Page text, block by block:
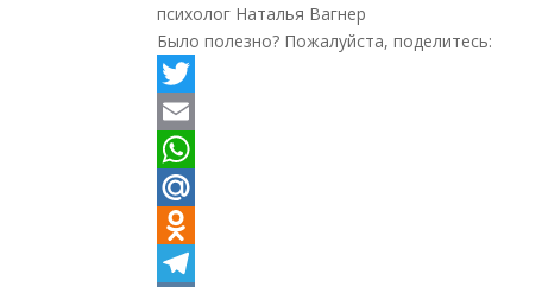
психолог Наталья Вагнер
Было полезно? Пожалуйста, поделитесь:
Twitter
Email
WhatsApp
Mail.Ru
Odnoklassniki